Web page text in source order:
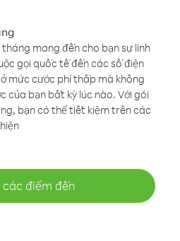
mang đến cho bạn sự linh
gọi quốc tế đến các số điện
mức cước phí thấp mà không
của bạn bất kỳ lúc nào. Với gói
bạn có thể tiết kiệm trên các
các điểm đến